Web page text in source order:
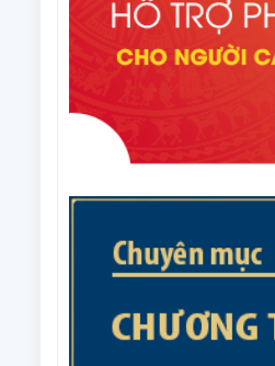
liên thế hệ tự giúp nhau đến
Thủ tướng Chính phủ Phê
câu lạc bộ liên thế hệ tự giúp
Văn bản số 215/CV-HNCT/
việc phối hợp tổ chức Giải cầu
quốc gia năm 2025.
Văn bản số 187/BTV-HNCT
Thường vụ Trung ương Hội